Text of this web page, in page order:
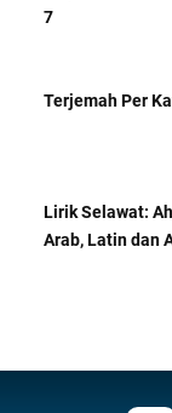
7
Terjemah Per
Lirik Selawat:
Arab, Latin dan